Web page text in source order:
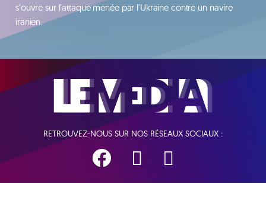
s'ouvre sur l'attaque menée par l'Ukraine contre un navire
iranien.
RETROUVEZ-NOUS SUR NOS RÉSEAUX SOCIAUX :